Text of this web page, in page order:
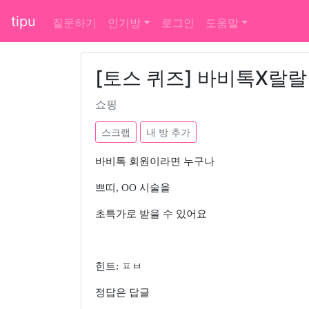
tipu 질문하기 인기방 로그인 도움말
[토스 퀴즈] 바비톡X랄
쇼핑
스크랩 내 방 추가
바비톡 회원이라면 누구나
쁘띠, OO 시술을
초특가로 받을 수 있어요
힌트: ㅍㅂ
정답은 답글